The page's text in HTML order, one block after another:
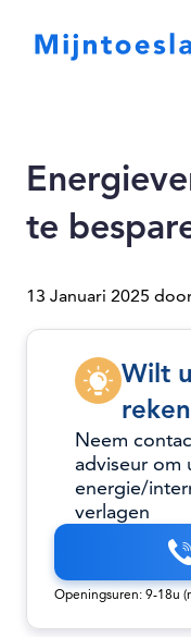
te
13 Januari 2025
Wilt
Neem
adviseur om
energie/
verlagen
Openingsuren: 9-18u